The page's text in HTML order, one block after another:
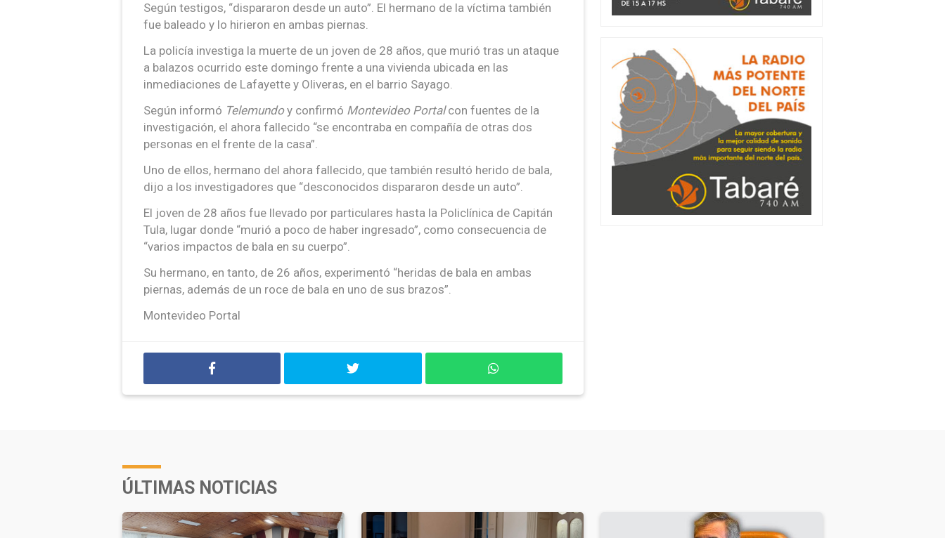
Según testigos, “dispararon desde un auto”. El hermano de la víctima también
fue baleado y lo hirieron en ambas piernas.
La policía investiga la muerte de un joven de 28 años, que murió tras un ataque
a balazos ocurrido este domingo frente a una vivienda ubicada en las
inmediaciones de Lafayette y Oliveras, en el barrio Sayago.
Según informó Telemundoy confirmó Montevideo Portalcon fuentes de la
investigación, el ahora fallecido “se encontraba en compañía de otras dos
personas en el frente de la casa”.
Uno de ellos, hermano del ahora fallecido, que también resultó herido de bala,
dijo a los investigadores que “desconocidos dispararon desde un auto”.
El joven de 28 años fue llevado por particulares hasta la Policlínica de Capitán
Tula, lugar donde “murió a poco de haber ingresado”, como consecuencia de
“varios impactos de bala en su cuerpo”.
Su hermano, en tanto, de 26 años, experimentó “heridas de bala en ambas
piernas, además de un roce de bala en uno de sus brazos”.
Montevideo Portal
ÚLTIMAS NOTICIAS